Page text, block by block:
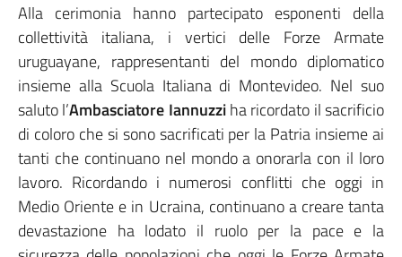
Alla cerimonia hanno partecipato esponenti della
collettività italiana, i vertici delle Forze Armate
uruguayane, rappresentanti del mondo diplomatico
insieme alla Scuola Italiana di Montevideo. Nel suo
saluto l’Ambasciatore Iannuzziha ricordato il sacrificio
di coloro che si sono sacrificati per la Patria insieme ai
tanti che continuano nel mondo a onorarla con il loro
lavoro. Ricordando i numerosi conflitti che oggi in
Medio Oriente e in Ucraina, continuano a creare tanta
devastazione ha lodato il ruolo per la pace e la